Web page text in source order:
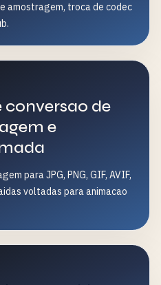
amostragem, troca de codec
conversao de
e
para JPG, PNG, GIF, AVIF,
voltadas para animacao